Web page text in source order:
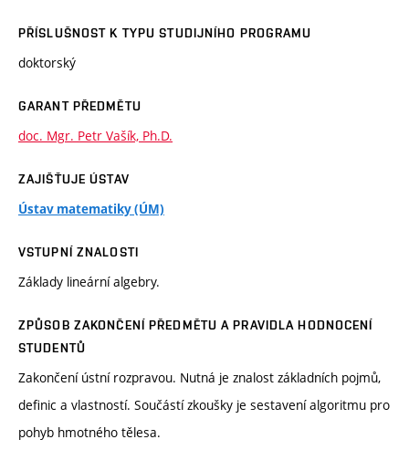
PŘÍSLUŠNOST K TYPU STUDIJNÍHO PROGRAMU
doktorský
GARANT PŘEDMĚTU
doc. Mgr. Petr Vašík, Ph.D.
ZAJIŠŤUJE ÚSTAV
Ústav matematiky (ÚM)
VSTUPNÍ ZNALOSTI
Základy lineární algebry.
ZPŮSOB ZAKONČENÍ PŘEDMĚTU A PRAVIDLA HODNOCENÍ
STUDENTŮ
Zakončení ústní rozpravou. Nutná je znalost základních pojmů,
definic a vlastností. Součástí zkoušky je sestavení algoritmu pro
pohyb hmotného tělesa.